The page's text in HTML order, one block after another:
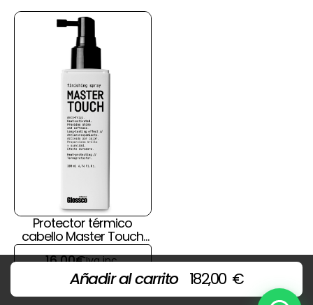
Protector térmico
cabello Master Touch
de Glossco
16,00€Iva inc.
Añadir al carrito 182,00 €